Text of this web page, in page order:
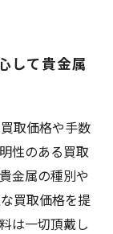
して貴金属
取価格や手数
性のある買取
金属の種別や
買取価格を提
は一切頂戴し